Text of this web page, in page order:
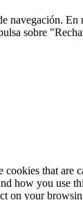
navegación. En
sobre
that are
how you
on your